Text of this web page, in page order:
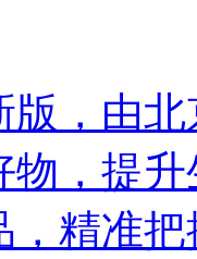
版，由
物，提
，精准